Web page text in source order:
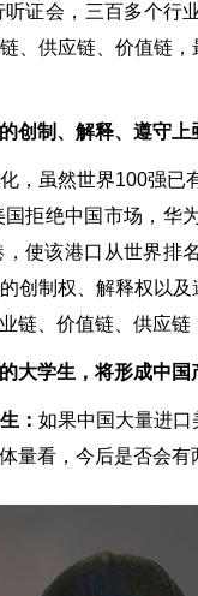
证会，三百多个
、供应链、价值链
创制、解释、遵守上
，虽然世界100强
拒绝中国市场，
使该港口从世界
创制权、解释权以
链、价值链、供应
大学生，将形成中国
： 如果中国大量进
量看，今后是否会